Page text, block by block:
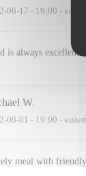
06-17 - 19:00 -
is always excellent
W
06-01 - 19:00 -
meal with